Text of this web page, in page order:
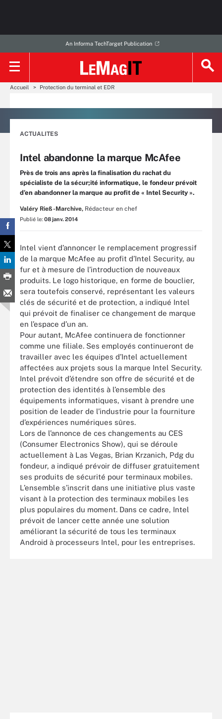
An Informa TechTarget Publication
Accueil Protection du terminal et EDR
ACTUALITES
Intel abandonne la marque McAfee
Près de trois ans après la finalisation du rachat du
spécialiste de la sécur;ité informatique, le fondeur prévoit
d’en abandonner la marque au profit de « Intel Security ».
Valéry Rieß-Marchive, Rédacteur en chef
Publié le: 08 janv. 2014
Intel vient d’annoncer le remplacement progressif
de la marque McAfee au profit d’Intel Security, au
fur et à mesure de l’introduction de nouveaux
produits. Le logo historique, en forme de bouclier,
sera toutefois conservé, représentant les valeurs
clés de sécurité et de protection, a indiqué Intel
qui prévoit de finaliser ce changement de marque
en l’espace d’un an.
Pour autant, McAfee continuera de fonctionner
comme une filiale. Ses employés continueront de
travailler avec les équipes d’Intel actuellement
affectées aux projets sous la marque Intel Security.
Intel prévoit d’étendre son offre de sécurité et de
protection des identités à l’ensemble des
équipements informatiques, visant à prendre une
position de leader de l’industrie pour la fourniture
d’expériences numériques sûres.
Lors de l’annonce de ces changements au CES
(Consumer Electronics Show), qui se déroule
actuellement à Las Vegas, Brian Krzanich, Pdg du
fondeur, a indiqué prévoir de diffuser gratuitement
ses produits de sécurité pour terminaux mobiles.
L’ensemble s’inscrit dans une initiative plus vaste
visant à la protection des terminaux mobiles les
plus populaires du moment. Dans ce cadre, Intel
prévoit de lancer cette année une solution
améliorant la sécurité de tous les terminaux
Android à processeurs Intel, pour les entreprises.